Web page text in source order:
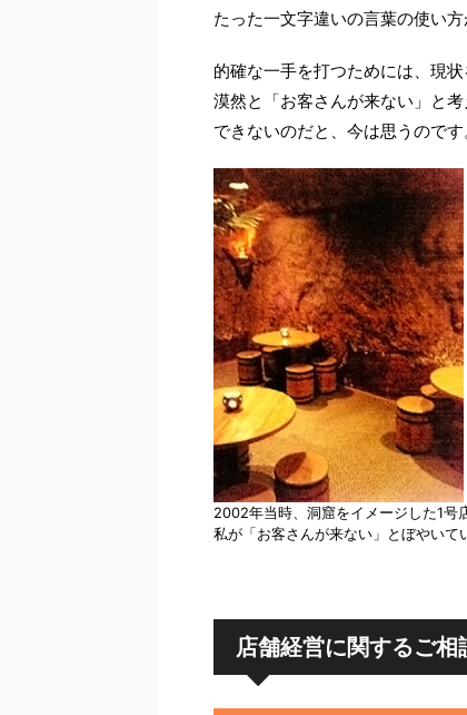
たった一文字違いの言葉の使い
的確な一手を打つためには、現状
漠然と「お客さんが来ない」と
できないのだと、今は思うのです
2002年当時、洞窟をイメージした1号
私が「お客さんが来ない」とぼやいて
店舗経営に関するご相